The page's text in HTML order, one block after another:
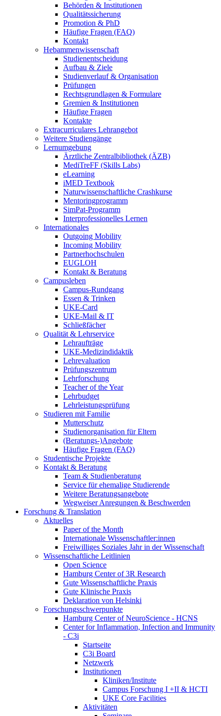
Behörden & Institutionen
Qualitätssicherung
Promotion & PhD
Häufige Fragen (FAQ)
Kontakt
Hebammenwissenschaft
Studienentscheidung
Aufbau & Ziele
Studienverlauf & Organisation
Prüfungen
Rechtsgrundlagen & Formulare
Gremien & Institutionen
Häufige Fragen
Kontakte
Extracurriculares Lehrangebot
Weitere Studiengänge
Lernumgebung
Ärztliche Zentralbibliothek (ÄZB)
MediTreFF (Skills Labs)
eLearning
iMED Textbook
Naturwissenschaftliche Crashkurse
Mentoringprogramm
SimPat-Programm
Interprofessionelles Lernen
Internationales
Outgoing Mobility
Incoming Mobility
Partnerhochschulen
EUGLOH
Kontakt & Beratung
Campusleben
Campus-Rundgang
Essen & Trinken
UKE-Card
UKE-Mail & IT
Schließfächer
Qualität & Lehrservice
Lehraufträge
UKE-Medizindidaktik
Lehrevaluation
Prüfungszentrum
Lehrforschung
Teacher of the Year
Lehrbudget
Lehrleistungsprüfung
Studieren mit Familie
Mutterschutz
Studienorganisation für Eltern
(Beratungs-)Angebote
Häufige Fragen (FAQ)
Studentische Projekte
Kontakt & Beratung
Team & Studienberatung
Service für ehemalige Studierende
Weitere Beratungsangebote
Wegweiser Anregungen & Beschwerden
Forschung & Translation
Aktuelles
Paper of the Month
Internationale Wissenschaftler:innen
Freiwilliges Soziales Jahr in der Wissenschaft
Wissenschaftliche Leitlinien
Open Science
Hamburg Center of 3R Research
Gute Wissenschaftliche Praxis
Gute Klinische Praxis
Deklaration von Helsinki
Forschungsschwerpunkte
Hamburg Center of NeuroScience - HCNS
Center for Inflammation, Infection and Immunity
- C3i
Startseite
C3i Board
Netzwerk
Institutionen
Kliniken/Institute
Campus Forschung I +II & HCTI
UKE Core Facilities
Aktivitäten